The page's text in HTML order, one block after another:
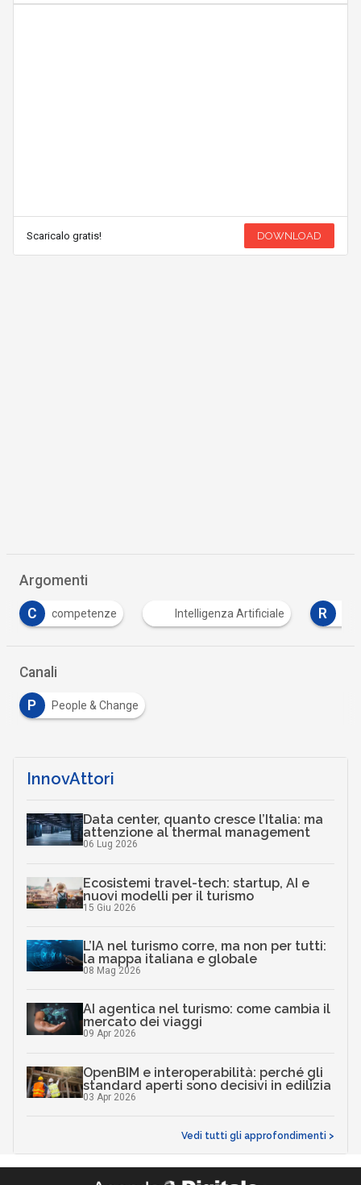
Scaricalo gratis! DOWNLOAD
Argomenti
Intelligenza Artificiale R recruiting S
Canali
P People & Change
InnovAttori
Data center, quanto cresce l’Italia: ma
attenzione al thermal management
06 Lug 2026
Ecosistemi travel-tech: startup, AI e
nuovi modelli per il turismo
15 Giu 2026
L’IA nel turismo corre, ma non per tutti:
la mappa italiana e globale
08 Mag 2026
AI agentica nel turismo: come cambia il
mercato dei viaggi
09 Apr 2026
OpenBIM e interoperabilità: perché gli
standard aperti sono decisivi in edilizia
03 Apr 2026
Vedi tutti gli approfondimenti >